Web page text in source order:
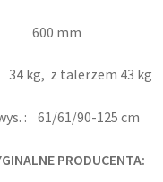
600 mm
z talerzem 43 kg
: 61/61/90-125 cm
PRODUCENTA: